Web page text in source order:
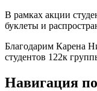
В рамках акции
буклеты и
Благодарим Карена
студентов 122к
Навигация